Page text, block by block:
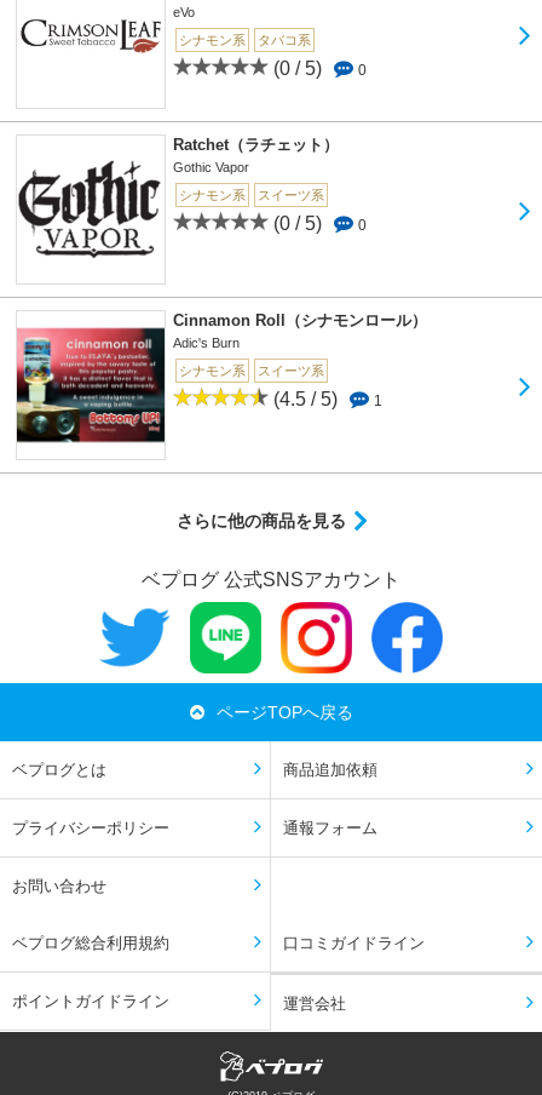
eVo
シナモン系
タバコ系
(0 / 5) 0
Ratchet（ラチェット）
Gothic Vapor
シナモン系
スイーツ系
(0 / 5) 0
Cinnamon Roll（シナモンロール）
Adic's Burn
シナモン系
スイーツ系
(4.5 / 5) 1
さらに他の商品を見る
ベプログ 公式SNSアカウント
ページTOPへ戻る
ベプログとは 商品追加依頼
プライバシーポリシー 通報フォーム
お問い合わせ
ベプログ総合利用規約 口コミガイドライン
ポイントガイドライン 運営会社